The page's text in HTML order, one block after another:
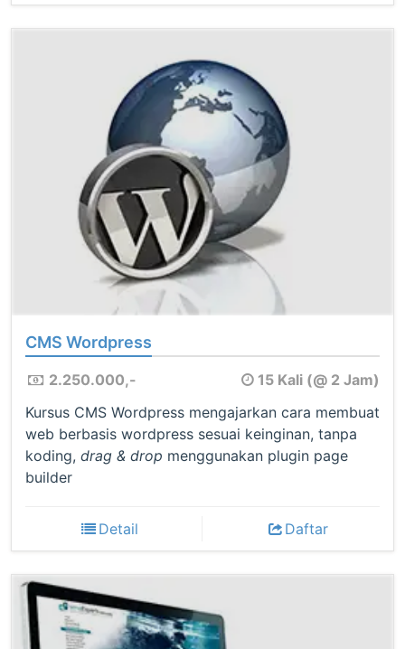
CMS Wordpress
2.250.000,-
15 Kali (@ 2 Jam)
Kursus CMS Wordpress mengajarkan cara membuat
web berbasis wordpress sesuai keinginan, tanpa
koding, drag & drop menggunakan plugin page
builder
Detail Daftar